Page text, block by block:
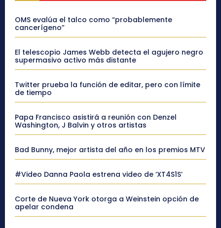
OMS evalúa el talco como “probablemente
cancerígeno”
El telescopio James Webb detecta el agujero negro
supermasivo activo más distante
Twitter prueba la función de editar, pero con límite
de tiempo
Papa Francisco asistirá a reunión con Denzel
Washington, J Balvin y otros artistas
Bad Bunny, mejor artista del año en los premios MTV
#Video Danna Paola estrena video de ‘XT4S1S’
Corte de Nueva York otorga a Weinstein opción de
apelar condena